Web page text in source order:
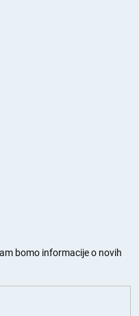
bomo informacije o novih